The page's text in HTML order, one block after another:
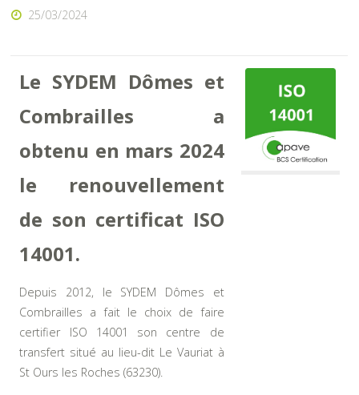
25/03/2024
Le SYDEM Dômes et
Combrailles a
obtenu en mars 2024
le renouvellement
de son certificat ISO
14001.
Depuis 2012, le SYDEM Dômes et
Combrailles a fait le choix de faire
certifier ISO 14001 son centre de
transfert situé au lieu-dit Le Vauriat à
St Ours les Roches (63230).